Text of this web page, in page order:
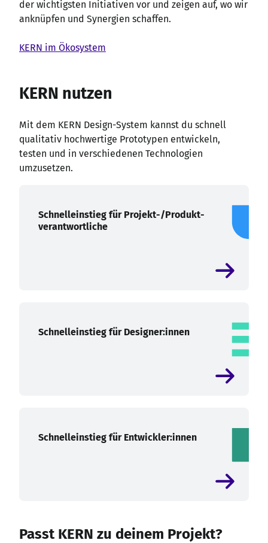
der wichtigsten Initiativen vor und zeigen auf, wo wir
anknüpfen und Synergien schaffen.
KERN im Ökosystem
KERN nutzen
Mit dem KERN Design-System kannst du schnell
qualitativ hochwertige Prototypen entwickeln,
testen und in verschiedenen Technologien
umzusetzen.
Schnelleinstieg für Projekt-/Produkt-
verantwortliche
Schnelleinstieg für Designer:innen
Schnelleinstieg für Entwickler:innen
Passt KERN zu deinem Projekt?